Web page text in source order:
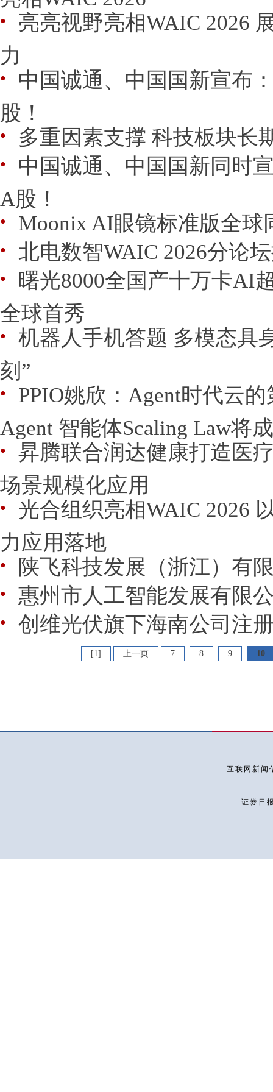
● 亮亮视野亮相WAIC 2026
力
● 中国诚通、中国国新宣布
股！
● 多重因素支撑 科技板块长
● 中国诚通、中国国新同时
A股！
● Moonix AI眼镜标准版全球
● 北电数智WAIC 2026分论
● 曙光8000全国产十万卡AI
全球首秀
● 机器人手机答题 多模态具
刻”
● PPIO姚欣：Agent时代云
Agent 智能体Scaling Law将
● 昇腾联合润达健康打造医
场景规模化应用
● 光合组织亮相WAIC 2026
力应用落地
● 陕飞科技发展（浙江）有
● 惠州市人工智能发展有限
● 创维光伏旗下海南公司注
[1] 上一页 7 8 9 10
互联网新闻
证券日